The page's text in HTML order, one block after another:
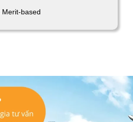
Merit-based